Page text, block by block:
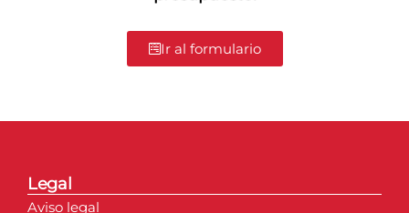
Ir al formulario
Legal
Aviso legal